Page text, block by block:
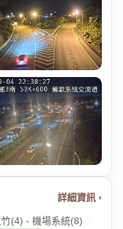
詳細資訊 ›
(4) - 機場系統(8)
·